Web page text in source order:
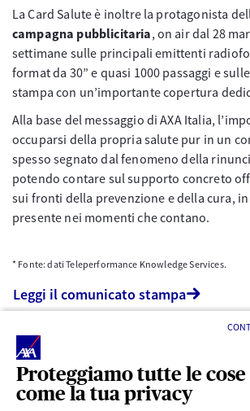
Proteggiamo tutte le
come la tua privacy
La Card Salute è inoltre la protagonista
campagna pubblicitaria, on air dal 28
settimane sulle principali emittenti
format da 30” e quasi 1000 passaggi e
stampa con un’importante copertura
Alla base del messaggio di AXA Italia,
occuparsi della propria salute pur in un
spesso segnato dal fenomeno della
potendo contare sul supporto concreto
sui fronti della prevenzione e della cura,
presente nei momenti che contano.
* Fonte: dati Teleperformance Knowledge Services.
Leggi il comunicato stampa